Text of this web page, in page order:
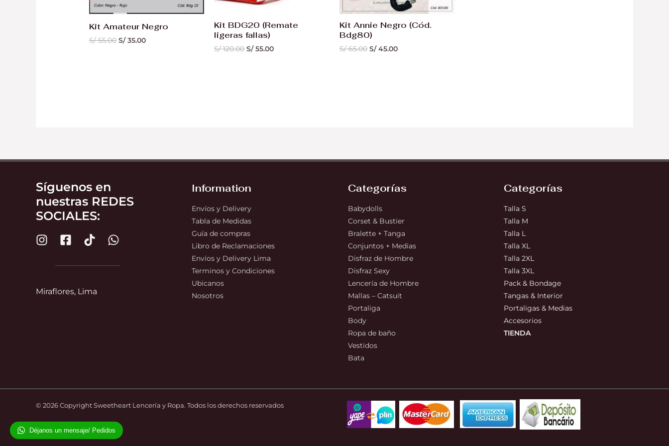
Kit Amateur Negro
S/55.00 S/35.00
Kit BDG20 (Remate
ligeras fallas)
S/120.00 S/55.00
Kit Annie Negro (Cód.
Bdg80)
S/65.00 S/45.00
Síguenos en
nuestras REDES
SOCIALES:
Miraflores, Lima
Information
Envíos y Delivery
Tabla de Medidas
Guía de compras
Libro de Reclamaciones
Envíos y Delivery Lima
Terminos y Condiciones
Ubicanos
Nosotros
Categorías
Babydolls
Corset & Bustier
Bralette + Tanga
Conjuntos + Medias
Disfraz de Hombre
Disfraz Sexy
Lencería de Hombre
Mallas – Catsuit
Portaliga
Body
Ropa de baño
Vestidos
Bata
Categorías
Talla S
Talla M
Talla L
Talla XL
Talla 2XL
Talla 3XL
Pack & Bondage
Tangas & Interior
Portaligas & Medias
Accesorios
TIENDA
© 2026 Copyright Sweetheart Lencería y Ropa. Todos los derechos reservados
Déjanos un mensaje/ Pedidos